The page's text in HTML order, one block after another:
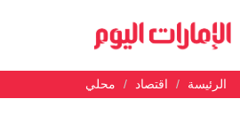
الرئيسة اقتصاد محلي